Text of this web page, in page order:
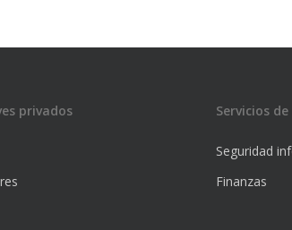
privados Servicios
Seguridad
Finanzas